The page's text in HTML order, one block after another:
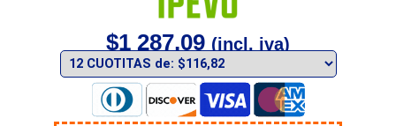
$1 287,09 (incl. iva)